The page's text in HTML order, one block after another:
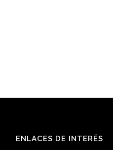
ENLACES DE INTERÉS